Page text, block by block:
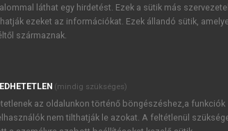
[+msh] jeggyel rendelkező
lehet üres, nem elágazó vagy
láthat egy hirdetést. Ezek a sütik más
ezeket az információkat. Ezek állandó sütik,
származnak.
(mindig szükséges)
az oldalunkon történő böngészéshez,a funkciók
nem tilthatják le azokat. A feltétlenül